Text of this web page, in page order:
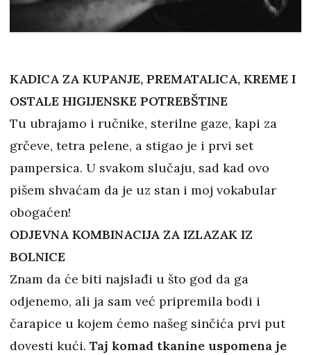
KADICA ZA KUPANJE, PREMATALICA, KREME I
OSTALE HIGIJENSKE POTREBŠTINE
Tu ubrajamo i ručnike, sterilne gaze, kapi za
grčeve, tetra pelene, a stigao je i prvi set
pampersica. U svakom slučaju, sad kad ovo
pišem shvaćam da je uz stan i moj vokabular
obogaćen!
ODJEVNA KOMBINACIJA ZA IZLAZAK IZ
BOLNICE
Znam da će biti najslađi u što god da ga
odjenemo, ali ja sam već pripremila bodi i
čarapice u kojem ćemo našeg sinčića prvi put
dovesti kući. Taj komad tkanine uspomena je